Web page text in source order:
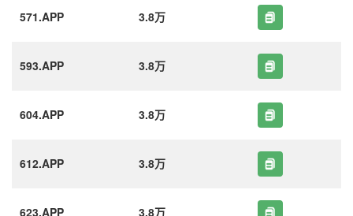
571.APP 3.8万
593.APP 3.8万
604.APP 3.8万
612.APP 3.8万
623.APP 3.8万